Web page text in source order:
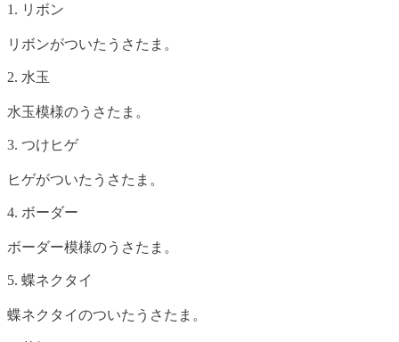
1. リボン
リボンがついたうさたま。
2. 水玉
水玉模様のうさたま。
3. つけヒゲ
ヒゲがついたうさたま。
4. ボーダー
ボーダー模様のうさたま。
5. 蝶ネクタイ
蝶ネクタイのついたうさたま。